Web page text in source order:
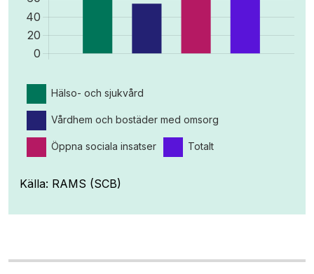
Källa: RAMS (SCB)